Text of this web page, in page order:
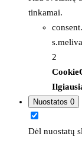
tinkamai.
2
Nuostatos 0
Dėl nuostatų